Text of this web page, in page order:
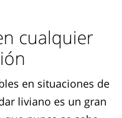
cualquier
en situaciones de
liviano es un gran